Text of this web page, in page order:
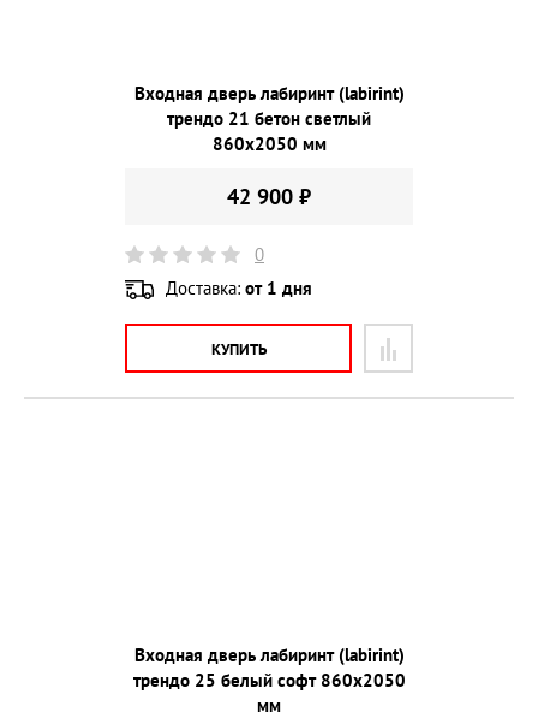
Входная дверь лабиринт (labirint)
трендо 21 бетон светлый
860х2050 мм
42 900 ₽
0
Доставка: от 1 дня
КУПИТЬ
Входная дверь лабиринт (labirint)
трендо 25 белый софт 860х2050
мм